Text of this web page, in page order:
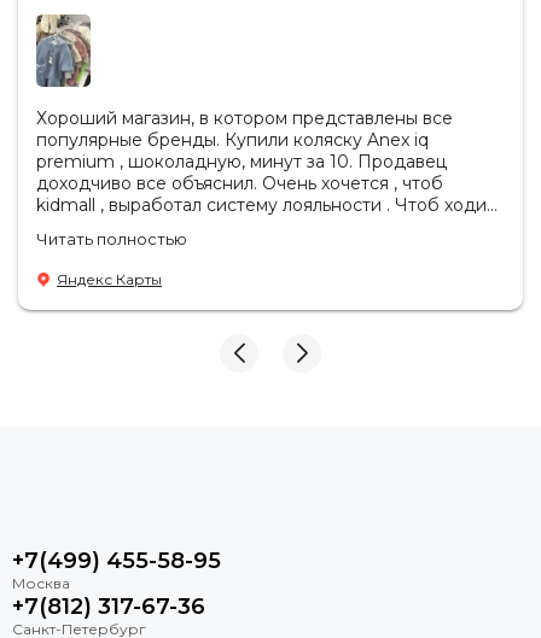
Хороший магазин, в котором представлены все
популярные бренды. Купили коляску Anex iq
premium , шоколадную, минут за 10. Продавец
доходчиво все объяснил. Очень хочется , чтоб
kidmall , выработал систему лояльности . Чтоб ходить
Читать полностью
Яндекс Карты
+7(499) 455-58-95
+7(812) 317-67-36